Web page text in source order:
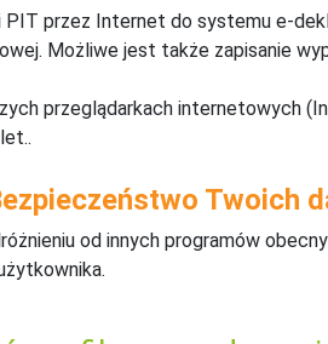
przez Internet do systemu e-
Możliwe jest także zapisanie
przeglądarkach internetowych
Twoich
od innych programów